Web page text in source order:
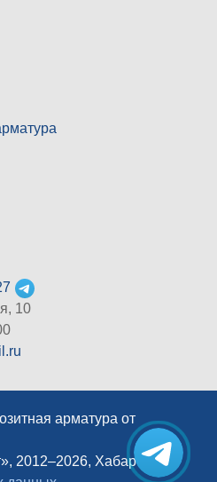
10
арматура от
2012–2026, Хабаровск